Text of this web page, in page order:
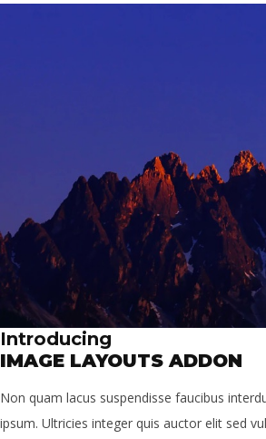
Introducing
IMAGE LAYOUTS ADDON
Non quam lacus suspendisse faucibus
ipsum. Ultricies integer quis auctor elit sed